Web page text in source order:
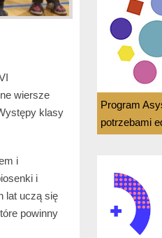
wiersze
klasy
i
i
lat uczą się
powinny
Program
potrzebami